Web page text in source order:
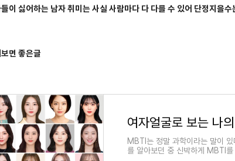
이 싫어하는 남자 취미는 사실 사람마다 다 다를 수 있어 단정지을
면 좋은글
여자얼굴로 보는 나
MBTI는 정말 과학이라는 말이
를 알아보던 중 신박하게 MBTI